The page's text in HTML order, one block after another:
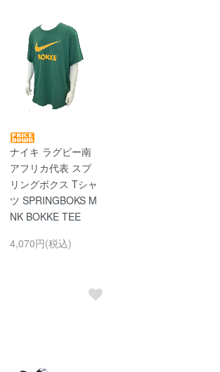
ナイキ ラグビー南
アフリカ代表 スプ
リングボクス Tシャ
ツ SPRINGBOKS M
NK BOKKE TEE
4,070円(税込)